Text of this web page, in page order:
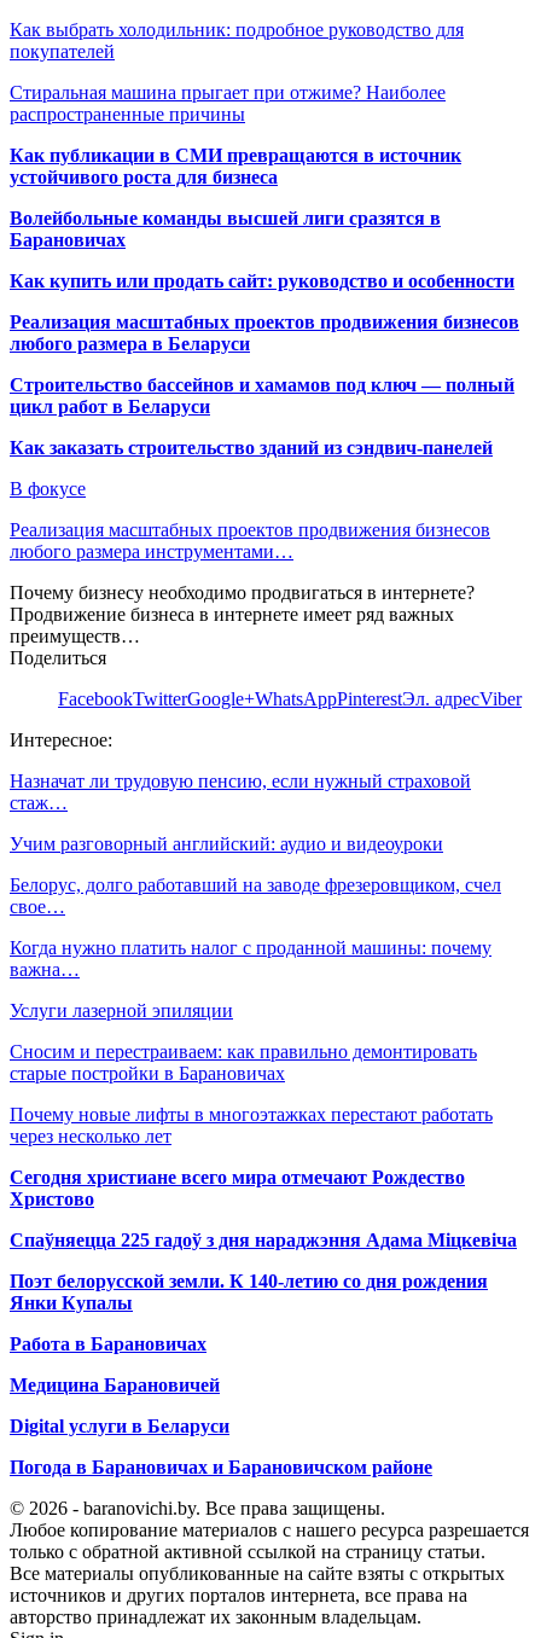
Как выбрать холодильник: подробное руководство для
покупателей
Стиральная машина прыгает при отжиме? Наиболее
распространенные причины
Как публикации в СМИ превращаются в источник
устойчивого роста для бизнеса
Волейбольные команды высшей лиги сразятся в
Барановичах
Как купить или продать сайт: руководство и особенности
Реализация масштабных проектов продвижения бизнесов
любого размера в Беларуси
Строительство бассейнов и хамамов под ключ — полный
цикл работ в Беларуси
Как заказать строительство зданий из сэндвич-панелей
В фокусе
Реализация масштабных проектов продвижения бизнесов
любого размера инструментами…
Почему бизнесу необходимо продвигаться в интернете?
Продвижение бизнеса в интернете имеет ряд важных
преимуществ…
Поделиться
FacebookTwitterGoogle+WhatsAppPinterestЭл. адресViber
Интересное:
Назначат ли трудовую пенсию, если нужный страховой
стаж…
Учим разговорный английский: аудио и видеоуроки
Белорус, долго работавший на заводе фрезеровщиком, счел
свое…
Когда нужно платить налог с проданной машины: почему
важна…
Услуги лазерной эпиляции
Сносим и перестраиваем: как правильно демонтировать
старые постройки в Барановичах
Почему новые лифты в многоэтажках перестают работать
через несколько лет
Сегодня христиане всего мира отмечают Рождество
Христово
Спаўняецца 225 гадоў з дня нараджэння Адама Міцкевіча
Поэт белорусской земли. К 140-летию со дня рождения
Янки Купалы
Работа в Барановичах
Медицина Барановичей
Digital услуги в Беларуси
Погода в Барановичах и Барановичском районе
© 2026 - baranovichi.by. Все права защищены.
Любое копирование материалов с нашего ресурса разрешается
только с обратной активной ссылкой на страницу статьи.
Все материалы опубликованные на сайте взяты с открытых
источников и других порталов интернета, все права на
авторство принадлежат их законным владельцам.